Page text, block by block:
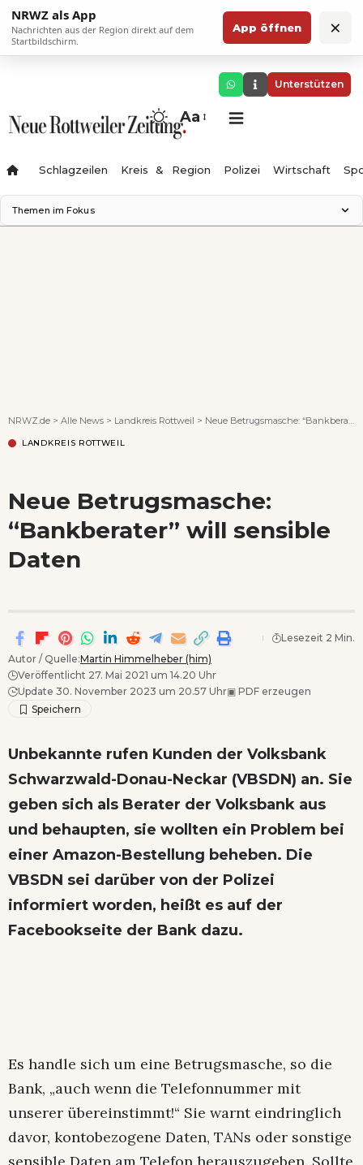
NRWZ als App
Nachrichten aus der Region direkt auf dem
Startbildschirm.
App öffnen ×
Unterstützen
Aa
Schlagzeilen Kreis & Region Polizei Wirtschaft
Themen im Fokus
NRWZ.de > Alle News > Landkreis Rottweil > Neue Betrugsmasche: “Bankberater” will sensible Daten
LANDKREIS ROTTWEIL
Neue Betrugsmasche:
“Bankberater” will sensible
Daten
Autor / Quelle:Martin Himmelheber (him)
Veröffentlicht 27. Mai 2021 um 14.20 Uhr
Update 30. November 2023 um 20.57 Uhr▣ PDF erzeugen
Lesezeit 2 Min.
Unbekannte rufen Kunden der Volksbank
Schwarzwald-Donau-Neckar (VBSDN) an. Sie
geben sich als Berater der Volksbank aus
und behaupten, sie wollten ein Problem bei
einer Amazon-Bestellung beheben. Die
VBSDN sei darüber von der Polizei
informiert worden, heißt es auf der
Facebookseite der Bank dazu.
Es handle sich um eine Betrugsmasche, so die
Bank, „auch wenn die Telefonnummer mit
unserer übereinstimmt!“ Sie warnt eindringlich
davor, kontobezogene Daten, TANs oder sonstige
sensible Daten am Telefon herauszugeben. Sollte